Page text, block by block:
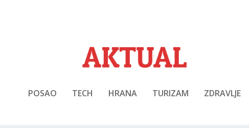
POSAO TECH HRANA TURIZAM ZDRAVLJE